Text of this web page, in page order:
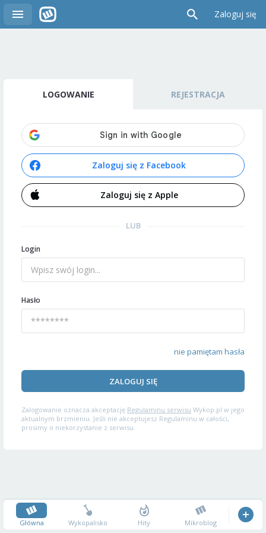
Zaloguj się
LOGOWANIE REJESTRACJA
Zaloguj się z Facebook
Zaloguj się z Apple
LUB
Login
Hasło
nie pamiętam hasła
ZALOGUJ SIĘ
Zalogowanie oznacza akceptację Regulaminu serwisu Wykop.pl w jego
aktualnym brzmieniu. Jeśli nie akceptujesz Regulaminu w całości,
prosimy o niekorzystanie z serwisu.
Główna Wykopalisko Hity Mikroblog